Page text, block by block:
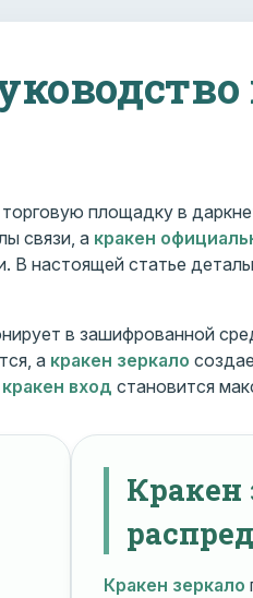
площадку в
связи, а кракен
настоящей статье
в зашифрованной
а кракен зеркало
кракен вход становится
Кракен
Кракен зеркало